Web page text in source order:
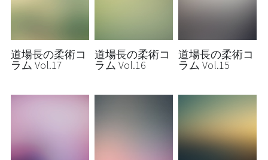
道場長の柔術コ
ラム Vol.17
道場長の柔術コ
ラム Vol.16
道場長の柔術コ
ラム Vol.15